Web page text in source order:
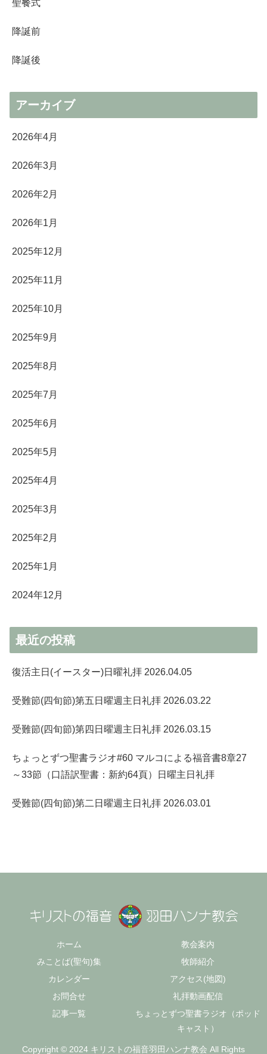
聖餐式
降誕前
降誕後
アーカイブ
2026年4月
2026年3月
2026年2月
2026年1月
2025年12月
2025年11月
2025年10月
2025年9月
2025年8月
2025年7月
2025年6月
2025年5月
2025年4月
2025年3月
2025年2月
2025年1月
2024年12月
最近の投稿
復活主日(イースター)日曜礼拝 2026.04.05
受難節(四旬節)第五日曜週主日礼拝 2026.03.22
受難節(四旬節)第四日曜週主日礼拝 2026.03.15
ちょっとずつ聖書ラジオ#60 マルコによる福音書8章27
～33節（口語訳聖書：新約64頁）日曜主日礼拝
受難節(四旬節)第二日曜週主日礼拝 2026.03.01
ホーム
教会案内
みことば(聖句)集
牧師紹介
カレンダー
アクセス(地図)
お問合せ
礼拝動画配信
記事一覧
ちょっとずつ聖書ラジオ（ポッド
キャスト）
Copyright © 2024 キリストの福音羽田ハンナ教会 All Rights